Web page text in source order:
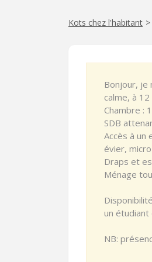
Kots chez l'habitant >
Bonjour, je
calme, à
Chambre :
SDB
Accès à un
évier,
Draps et
Ménage
un étudiant
NB: